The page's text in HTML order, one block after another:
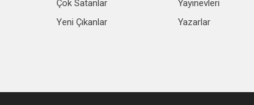
Çok Satanlar
Yeni Çıkanlar
Yayınevleri
Yazarlar